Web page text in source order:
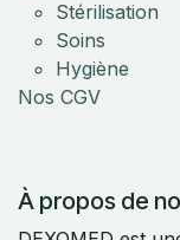
Stérilisation
Soins
Hygiène
Nos CGV
À propos de